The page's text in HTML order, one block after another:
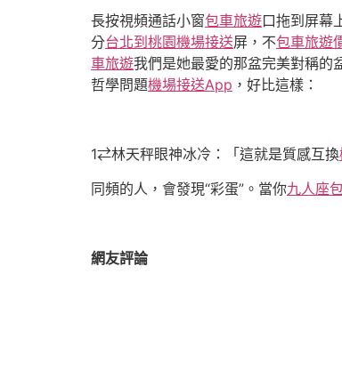
長按視頻通話小窗包車旅遊口拖到屏幕
分台北到桃園機場接送屏，不包車旅遊
車旅遊我們是她最愛的那盆完美對稱的
哲學問題機場接送App ，好比這樣：
1⇄林天秤眼神冰冷：「這就是質感互換
同頻的人，會發現“彩蛋”。當你九人座
網友評論